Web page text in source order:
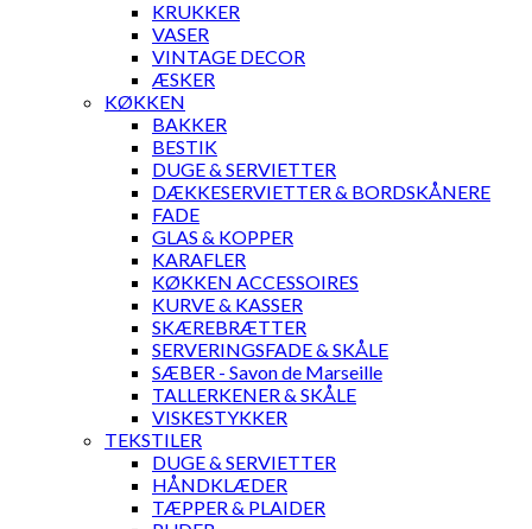
KRUKKER
VASER
VINTAGE DECOR
ÆSKER
KØKKEN
BAKKER
BESTIK
DUGE & SERVIETTER
DÆKKESERVIETTER & BORDSKÅNERE
FADE
GLAS & KOPPER
KARAFLER
KØKKEN ACCESSOIRES
KURVE & KASSER
SKÆREBRÆTTER
SERVERINGSFADE & SKÅLE
SÆBER - Savon de Marseille
TALLERKENER & SKÅLE
VISKESTYKKER
TEKSTILER
DUGE & SERVIETTER
HÅNDKLÆDER
TÆPPER & PLAIDER